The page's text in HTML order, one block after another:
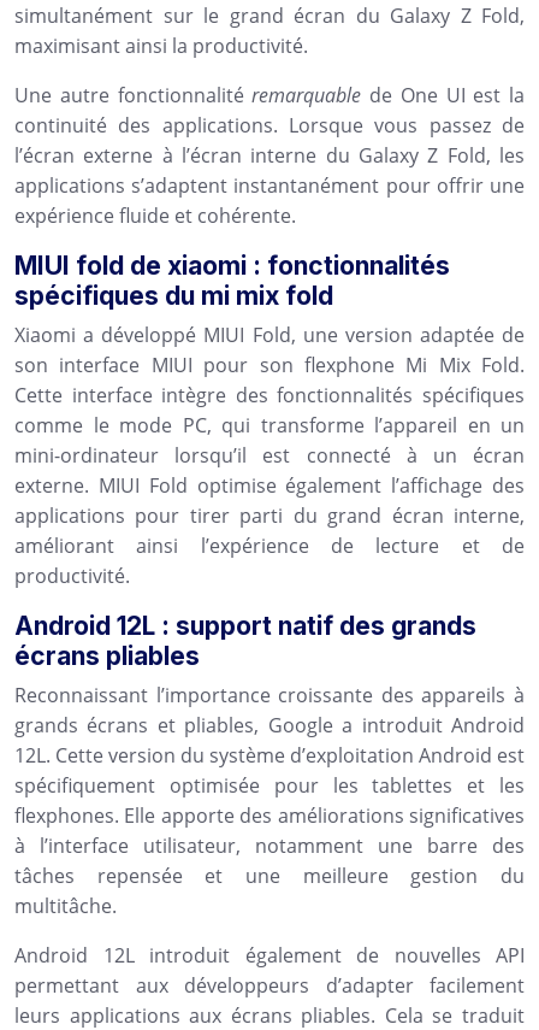
simultanément sur le grand écran du Galaxy Z Fold,
maximisant ainsi la productivité.
Une autre fonctionnalitéremarquable de One UI est la
continuité des applications. Lorsque vous passez de
l’écran externe à l’écran interne du Galaxy Z Fold, les
applications s’adaptent instantanément pour offrir une
expérience fluide et cohérente.
MIUI fold de xiaomi : fonctionnalités
spécifiques du mi mix fold
Xiaomi a développé MIUI Fold, une version adaptée de
son interface MIUI pour son flexphone Mi Mix Fold.
Cette interface intègre des fonctionnalités spécifiques
comme le mode PC, qui transforme l’appareil en un
mini-ordinateur lorsqu’il est connecté à un écran
externe. MIUI Fold optimise également l’affichage des
applications pour tirer parti du grand écran interne,
améliorant ainsi l’expérience de lecture et de
productivité.
Android 12L : support natif des grands
écrans pliables
Reconnaissant l’importance croissante des appareils à
grands écrans et pliables, Google a introduit Android
12L. Cette version du système d’exploitation Android est
spécifiquement optimisée pour les tablettes et les
flexphones. Elle apporte des améliorations significatives
à l’interface utilisateur, notamment une barre des
tâches repensée et une meilleure gestion du
multitâche.
Android 12L introduit également de nouvelles API
permettant aux développeurs d’adapter facilement
leurs applications aux écrans pliables. Cela se traduit